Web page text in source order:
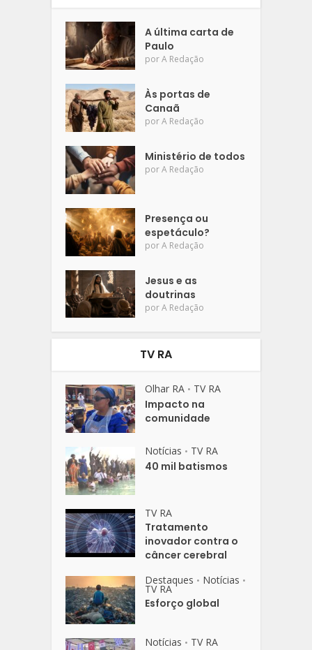
A última carta de
Paulo
porA Redação
Às portas de
Canaã
porA Redação
Ministério de todos
porA Redação
Presença ou
espetáculo?
porA Redação
Jesus e as
doutrinas
porA Redação
TV RA
Olhar RA • TV RA
Impacto na
comunidade
Notícias • TV RA
40 mil batismos
TV RA
Tratamento
inovador contra o
câncer cerebral
Destaques • Notícias •
TV RA
Esforço global
Notícias • TV RA